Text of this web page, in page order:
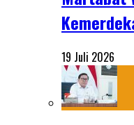
19 Juli 2026